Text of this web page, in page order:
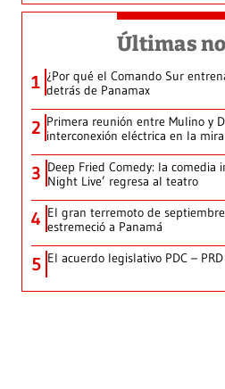
Últimas
1 ¿Por qué el Comando Sur
detrás de Panamax
2 Primera reunión entre Mulino y
interconexión eléctrica en la mira
3 Deep Fried Comedy: la comedia
Night Live’ regresa al teatro
4 El gran terremoto de
estremeció a Panamá
5 El acuerdo legislativo PDC – PRD